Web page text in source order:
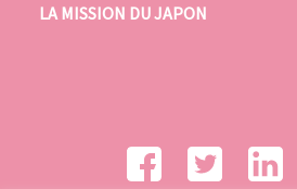
LA MISSION DU JAPON